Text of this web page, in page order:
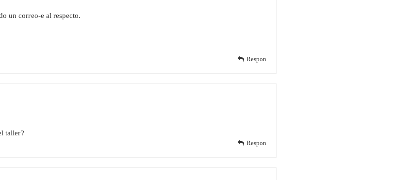
un correo-e al respecto.
Respon
taller?
Respon